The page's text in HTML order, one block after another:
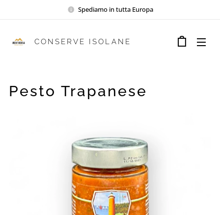
Spediamo in tutta Europa
CONSERVE ISOLANE
Pesto Trapanese